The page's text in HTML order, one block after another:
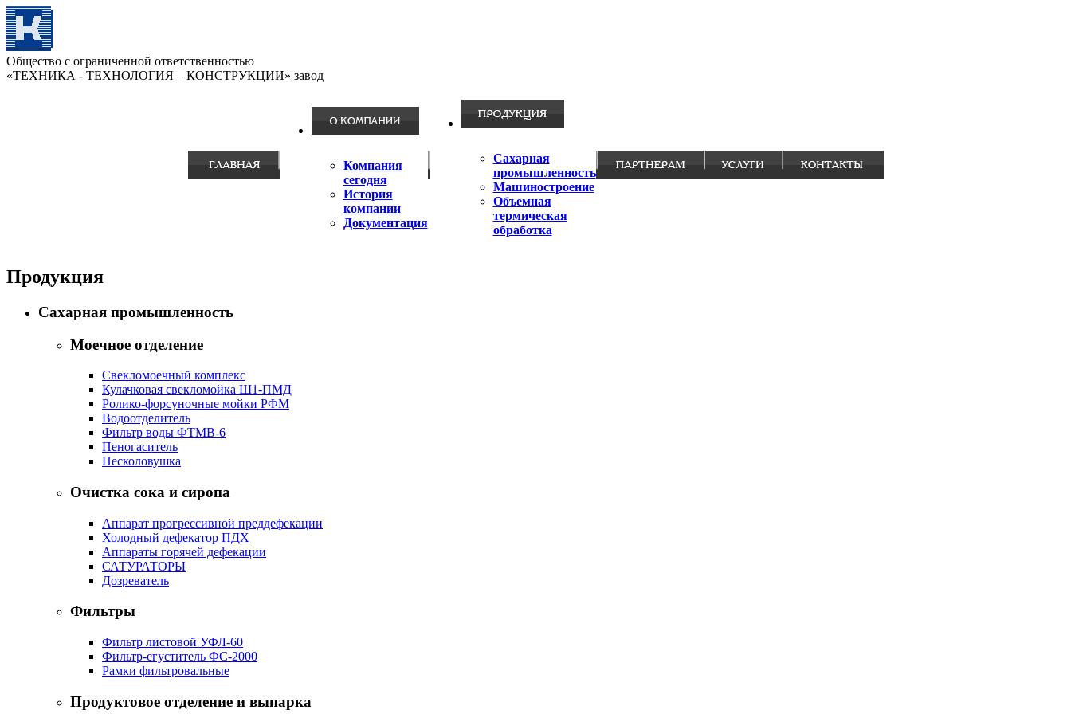
Общество с ограниченной ответственностью
«ТЕХНИКА - ТЕХНОЛОГИЯ – КОНСТРУКЦИИ» завод
Компания
сегодня
История
компании
Документация
Сахарная
промышленность
Машиностроение
Объемная
термическая
обработка
Продукция
Сахарная промышленность
Моечное отделение
Свекломоечный комплекс
Кулачковая свекломойка Ш1-ПМД
Ролико-форсуночные мойки РФМ
Водоотделитель
Фильтр воды ФТМВ-6
Пеногаситель
Песколовушка
Очистка сока и сиропа
Аппарат прогрессивной преддефекации
Холодный дефекатор ПДХ
Аппараты горячей дефекации
САТУРАТОРЫ
Дозреватель
Фильтры
Фильтр листовой УФЛ-60
Фильтр-сгуститель ФС-2000
Рамки фильтровальные
Продуктовое отделение и выпарка